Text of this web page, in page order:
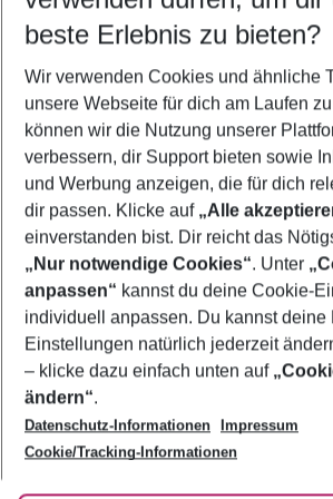
5-8 Nächte
2 Erwachsene Keine Kinder
Mehr Filter anzeigen
Footer
Footer navigation
Über uns
AGB
Bestpreisgarantie
Cookie-Einstellungen ändern
Cookie-Richtlinie
Agenturbetreuung
Barrierefreies Reisen
Folge uns
beste Erlebnis zu bieten?
Wir verwenden Cookies und ähnliche
unsere Webseite für dich am Laufen
können wir die Nutzung unserer
verbessern, dir Support bieten sowie
und Werbung anzeigen, die für dich
dir passen. Klicke auf „Alle
einverstanden bist. Dir reicht das
„Nur notwendige Cookies“. Unter
anpassen“ kannst du deine Cookie-
individuell anpassen. Du kannst deine
Einstellungen natürlich jederzeit
– klicke dazu einfach unten auf
ändern“.
Datenschutz-Informationen
Impressum
Cookie/Tracking-Informationen